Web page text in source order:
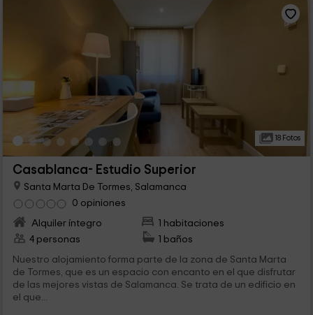
18 Fotos
Casablanca- Estudio Superior
Santa Marta De Tormes, Salamanca
0 opiniones
Alquiler íntegro
1 habitaciones
4 personas
1 baños
Nuestro alojamiento forma parte de la zona de Santa Marta
de Tormes, que es un espacio con encanto en el que disfrutar
de las mejores vistas de Salamanca. Se trata de un edificio en
el que...